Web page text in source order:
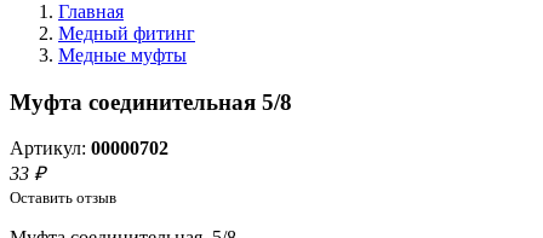
Главная
Медный фитинг
Медные муфты
Муфта соединительная 5/8
Артикул: 00000702
33 ₽
Оставить отзыв